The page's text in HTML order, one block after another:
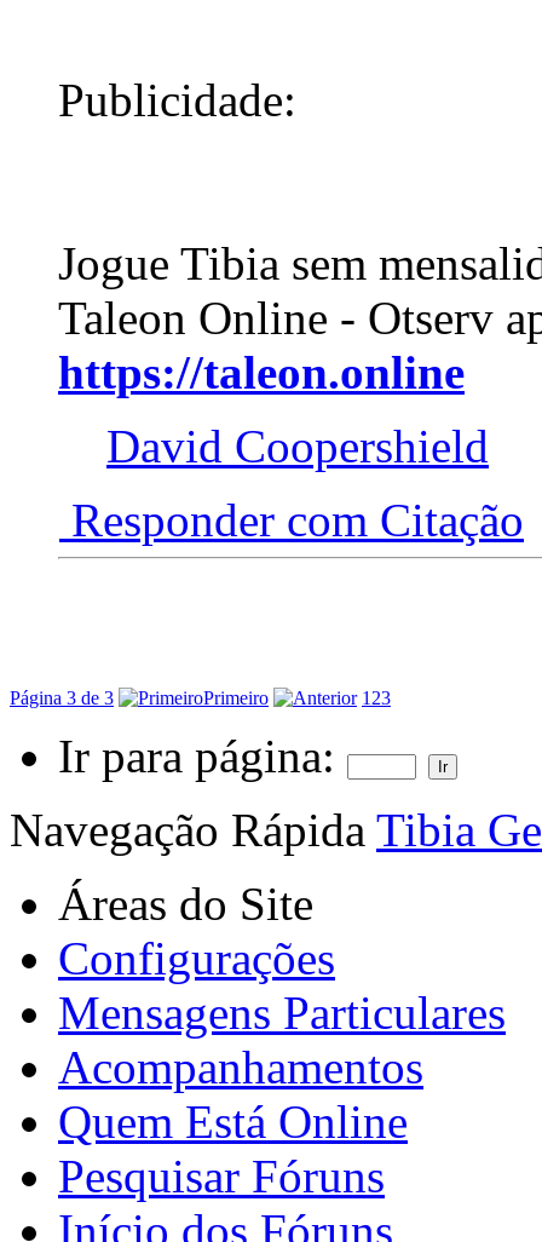
Publicidade:
Jogue Tibia sem
Taleon Online - Otserv
https://taleon.online
David Coopershield
Responder com Citação
Página 3 de 3 Primeiro 1 23
Ir para página:
Navegação Rápida Tibia
Áreas do Site
Configurações
Mensagens Particulares
Acompanhamentos
Quem Está Online
Pesquisar Fóruns
Início dos Fóruns